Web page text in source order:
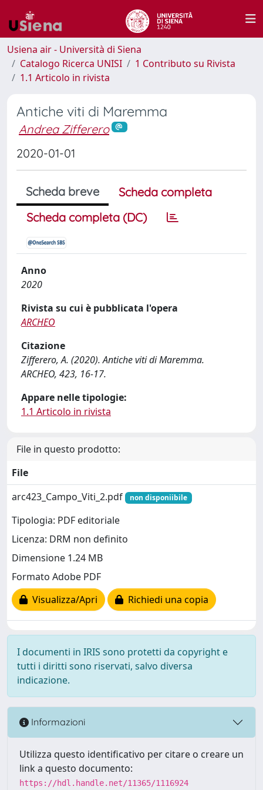
Usiena air - Università di Siena
Catalogo Ricerca UNISI
1 Contributo su Rivista
1.1 Articolo in rivista
Antiche viti di Maremma
Andrea Zifferero
2020-01-01
Scheda breve
Scheda completa
Scheda completa (DC)
Anno
2020
Rivista su cui è pubblicata l'opera
ARCHEO
Citazione
Zifferero, A. (2020). Antiche viti di Maremma.
ARCHEO, 423, 16-17.
Appare nelle tipologie:
1.1 Articolo in rivista
File in questo prodotto:
File
arc423_Campo_Viti_2.pdf
non disponiibile
Tipologia: PDF editoriale
Licenza: DRM non definito
Dimensione 1.24 MB
Formato Adobe PDF
Visualizza/Apri
Richiedi una copia
I documenti in IRIS sono protetti da copyright e
tutti i diritti sono riservati, salvo diversa
indicazione.
Informazioni
Utilizza questo identificativo per citare o creare un
link a questo documento:
https://hdl.handle.net/11365/1116924